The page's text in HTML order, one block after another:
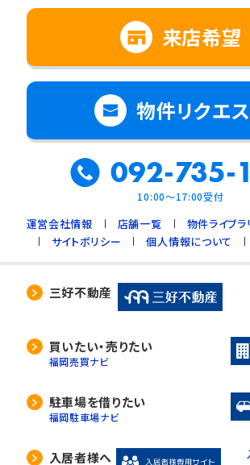
来店希望
物件リクエ
092-735-
10:00～17:00受付
運営会社情報 店舗一覧
物件ライブラ
サイトポリシー
個人情報について
三好不動産
買いたい・売りたい
福岡売買ナビ
駐車場を借りたい
福岡駐車場ナビ
入居者様へ